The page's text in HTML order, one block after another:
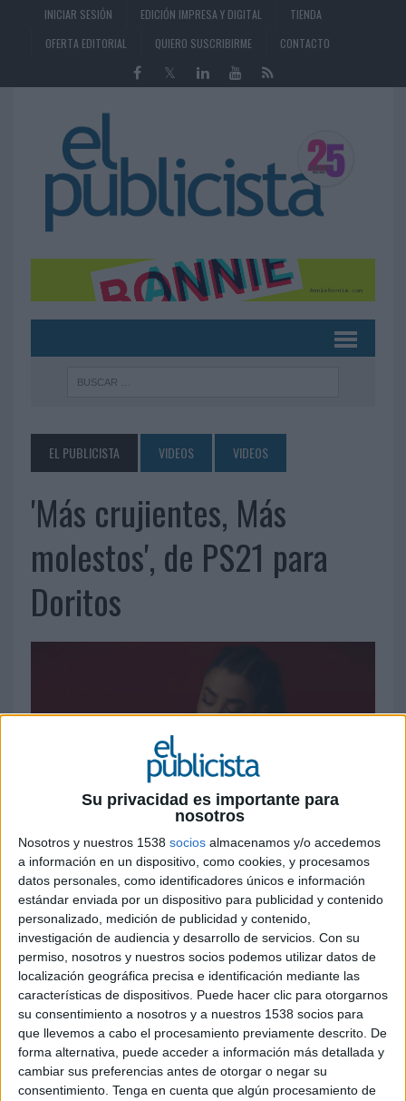
Su privacidad es importante para
nosotros
Nosotros y nuestros 1538 socios almacenamos y/o accedemos
a información en un dispositivo, como cookies, y procesamos
datos personales, como identificadores únicos e información
estándar enviada por un dispositivo para publicidad y contenido
personalizado, medición de publicidad y contenido,
investigación de audiencia y desarrollo de servicios. Con su
permiso, nosotros y nuestros socios podemos utilizar datos de
localización geográfica precisa e identificación mediante las
características de dispositivos. Puede hacer clic para otorgarnos
su consentimiento a nosotros y a nuestros 1538 socios para
que llevemos a cabo el procesamiento previamente descrito. De
forma alternativa, puede acceder a información más detallada y
cambiar sus preferencias antes de otorgar o negar su
consentimiento. Tenga en cuenta que algún procesamiento de
INICIAR SESIÓN EDICIÓN IMPRESA Y DIGITAL
TIENDA
OFERTA EDITORIAL
QUIERO SUSCRIBIRME CONTACTO
EL PUBLICISTA VIDEOS VIDEOS
'Más crujientes, Más
molestos', de PS21 para
Doritos
7 DE FEBRERO DE 2025
Ficha técnica
Anunciante: PepsiCo
Marca: Doritos
Sector: Snacks, Alimentación
Agencia: PS21
Contacto cliente: David Bardají, Ana García
Fernández, Clara Serrahima, Natalia Fuster
Productora: Smile
Realizador: NYSU
Título: Más crujientes, Más molestos